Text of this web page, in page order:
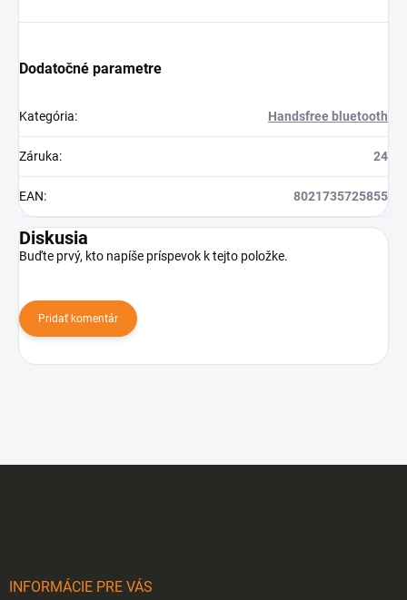
Dodatočné parametre
Kategória: Handsfree bluetooth
Záruka: 24
EAN: 8021735725855
Diskusia
Buďte prvý, kto napíše príspevok k tejto položke.
Pridať komentár
INFORMÁCIE PRE VÁS